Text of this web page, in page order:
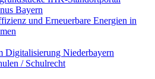
Bayern
und Erneuerbare Energien in
Digitalisierung Niederbayern
/ Schulrecht